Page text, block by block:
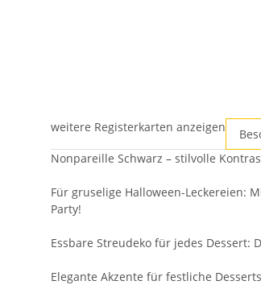
weitere Registerkarten anzeigen
Nonpareille Schwarz – stilvolle
Für gruselige Halloween-Leckereien:
Party!
Essbare Streudeko für jedes Dessert:
Elegante Akzente für festliche